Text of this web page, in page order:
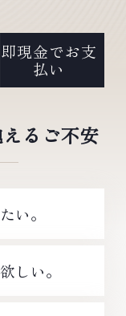
即現金でお支
払い
るご不安
い。
しい。